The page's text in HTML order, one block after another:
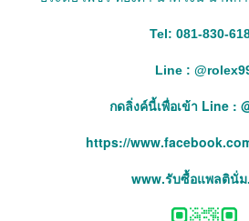
Tel: 081-830-
Line : @
กดลิ่งค์นี้เพื่อเข้า Line :
https://
www.รับซื้อแพลตินั่